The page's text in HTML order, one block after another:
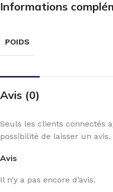
Informations
POIDS
Avis (0)
Avis
Il n’y a pas encore d’avis.
Seuls les clients connectés
possibilité de laisser un avis.